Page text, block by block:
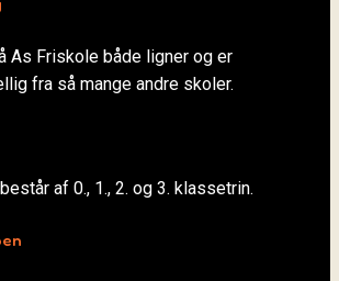
As Friskole både ligner og er
fra så mange andre skoler.
af 0., 1., 2. og 3. klassetrin.